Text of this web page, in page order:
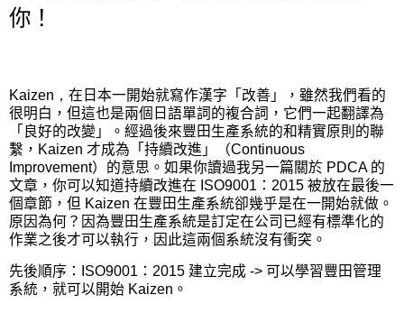
你！
Kaizen， 在日本一開始就寫作漢字「改善」，雖然我們看的
很明白，但這也是兩個日語單詞的複合詞，它們一起翻譯為
「良好的改變」。經過後來豐田生產系統的和精實原則的聯
繫， Kaizen 才成為「持續改進」（Continuous
Improvement）的意思。如果你讀過我另一篇關於 PDCA 的
文章，你可以知道持續改進在 ISO9001 ： 2015 被放在最後一
個章節，但 Kaizen 在豐田生產系統卻幾乎是在一開始就做。
原因為何？因為豐田生產系統是訂定在公司已經有標準化的
作業之後才可以執行，因此這兩個系統沒有衝突。
先後順序： ISO9001 ： 2015 建立完成 -> 可以學習豐田管理
系統，就可以開始 Kaizen 。